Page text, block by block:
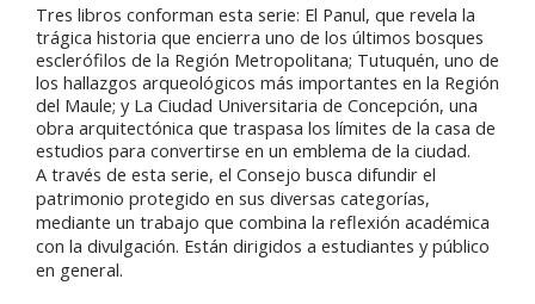
Tres libros conforman esta serie: El Panul, que revela la
trágica historia que encierra uno de los últimos bosques
esclerófilos de la Región Metropolitana; Tutuquén, uno de
los hallazgos arqueológicos más importantes en la Región
del Maule; y La Ciudad Universitaria de Concepción, una
obra arquitectónica que traspasa los límites de la casa de
estudios para convertirse en un emblema de la ciudad.
A través de esta serie, el Consejo busca difundir el
patrimonio protegido en sus diversas categorías,
mediante un trabajo que combina la reflexión académica
con la divulgación. Están dirigidos a estudiantes y público
en general.